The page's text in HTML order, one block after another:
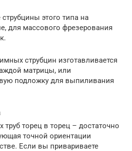
этого типа на
для массового фрезерования
струбцин изготавливается
матрицы, или
подложку для выпиливания
труб торец в торец – достаточно
точной ориентации
Если вы привариваете